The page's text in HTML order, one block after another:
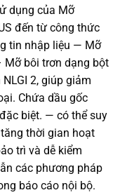
dụng của Mỡ
đến từ công thức
tin nhập liệu — Mỡ
Mỡ bôi trơn dạng bột
2, giúp giảm
Chứa dầu gốc
biệt. — có thể suy
thời gian hoạt
trì và dễ kiểm
các phương pháp
báo cáo nội bộ.